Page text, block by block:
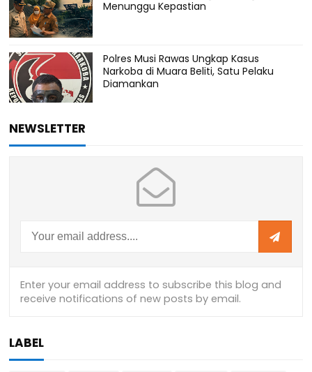
Menunggu Kepastian
Polres Musi Rawas Ungkap Kasus
Narkoba di Muara Beliti, Satu Pelaku
Diamankan
NEWSLETTER
LABEL